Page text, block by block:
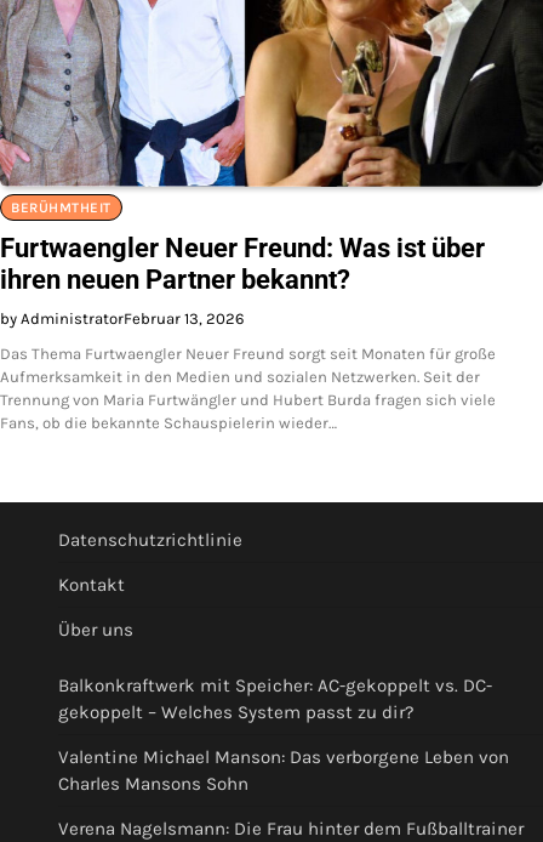
BERÜHMTHEIT
Furtwaengler Neuer Freund: Was ist über
ihren neuen Partner bekannt?
by AdministratorFebruar 13, 2026
Das Thema Furtwaengler Neuer Freund sorgt seit Monaten für große
Aufmerksamkeit in den Medien und sozialen Netzwerken. Seit der
Trennung von Maria Furtwängler und Hubert Burda fragen sich viele
Fans, ob die bekannte Schauspielerin wieder…
Datenschutzrichtlinie
Kontakt
Über uns
Balkonkraftwerk mit Speicher: AC-gekoppelt vs. DC-
gekoppelt – Welches System passt zu dir?
Valentine Michael Manson: Das verborgene Leben von
Charles Mansons Sohn
Verena Nagelsmann: Die Frau hinter dem Fußballtrainer